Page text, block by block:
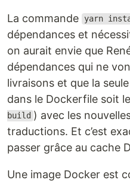
La commande yarn
dépendances et
on aurait envie que
dépendances qui ne
livraisons et que la
dans le Dockerfile soit
build ) avec les
traductions. Et c’est
passer grâce au cache
Une image Docker est